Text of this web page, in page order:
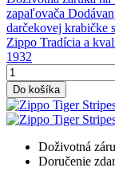
zapaľovača
darčekovej krabičke
Zippo Tradícia a
1932
Do košíka
Doživotná
Doručenie